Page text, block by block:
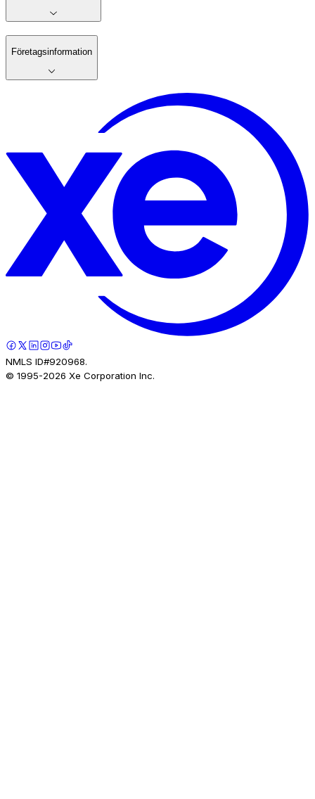
Företagsinformation
NMLS ID#920968.
© 1995-2026 Xe Corporation Inc.